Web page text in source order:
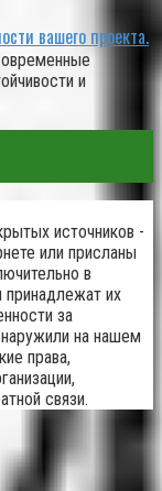
вашего проекта.
и
источников -
или присланы
в
принадлежат их
за
на нашем
права,
связи.